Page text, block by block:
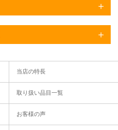
当店の特長
取り扱い品目一覧
お客様の声